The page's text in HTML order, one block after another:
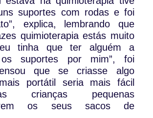
suportes com rodas e foi
explica, lembrando que
quimioterapia estás muito
tinha que ter alguém a
os suportes por mim”, foi
que se criasse algo
portátil seria mais fácil
crianças pequenas
os seus sacos de